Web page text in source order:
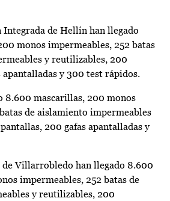
de Hellín han llegado
monos impermeables, 252 batas
y reutilizables, 200
apantalladas y 300 test rápidos.
8.600 mascarillas, 200 monos
de aislamiento impermeables
200 gafas apantalladas y
Villarrobledo han llegado 8.600
impermeables, 252 batas de
y reutilizables, 200